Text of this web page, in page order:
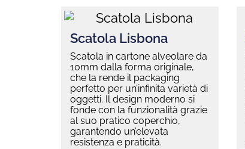
Scatola Lisbona
Scatola in cartone alveolare da
10mm dalla forma originale,
che la rende il packaging
perfetto per un’infinita varietà di
oggetti. Il design moderno si
fonde con la funzionalità grazie
al suo pratico coperchio,
garantendo un’elevata
resistenza e praticità.